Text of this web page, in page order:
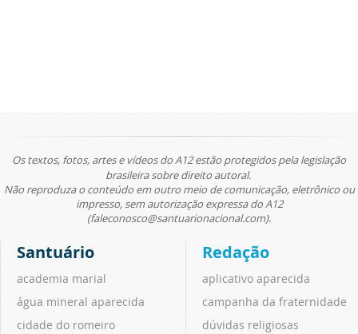
Os textos, fotos, artes e vídeos do A12 estão protegidos pela legislação
brasileira sobre direito autoral.
Não reproduza o conteúdo em outro meio de comunicação, eletrônico ou
impresso, sem autorização expressa do A12
(faleconosco@santuarionacional.com).
Santuário
academia marial
água mineral aparecida
cidade do romeiro
Redação
aplicativo aparecida
campanha da fraternidade
dúvidas religiosas